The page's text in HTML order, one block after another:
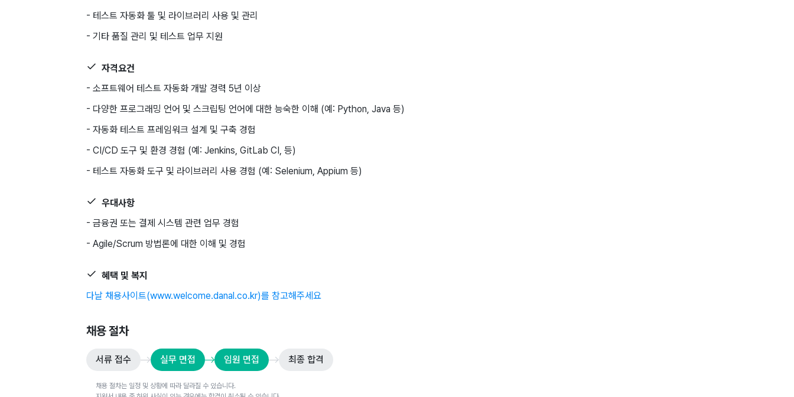
- 테스트 자동화 툴 및 라이브러리 사용 및 관리
- 기타 품질 관리 및 테스트 업무 지원
자격요건
- 소프트웨어 테스트 자동화 개발 경력 5년 이상
- 다양한 프로그래밍 언어 및 스크립팅 언어에 대한 능숙한 이해 (예: Python, Java 등)
- 자동화 테스트 프레임워크 설계 및 구축 경험
- CI/CD 도구 및 환경 경험 (예: Jenkins, GitLab CI, 등)
- 테스트 자동화 도구 및 라이브러리 사용 경험 (예: Selenium, Appium 등)
우대사항
- 금융권 또는 결제 시스템 관련 업무 경험
- Agile/Scrum 방법론에 대한 이해 및 경험
혜택 및 복지
다날 채용사이트(www.welcome.danal.co.kr)를 참고해주세요
채용 절차
서류 접수 실무 면접 임원 면접 최종 합격
채용 절차는 일정 및 상황에 따라 달라질 수 있습니다.